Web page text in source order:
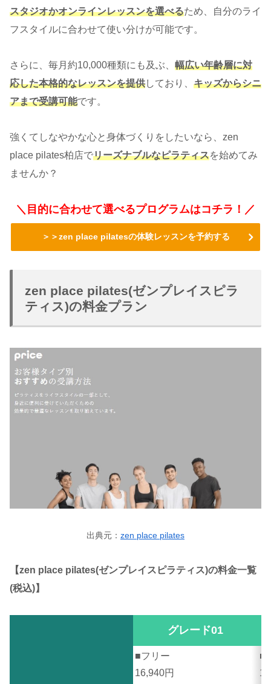
スタジオかオンラインレッスンを選べるため、自分のライ
フスタイルに合わせて使い分けが可能です。
さらに、毎月約10,000種類にも及ぶ、 幅広い年齢層に対
応した本格的なレッスンを提供しており、 キッズからシニ
アまで受講可能です。
強くてしなやかな心と身体づくりをしたいなら、zen
place pilates柏店でリーズナブルなピラティスを始めてみ
ませんか？
＼目的に合わせて選べるプログラムはコチラ！／
＞＞zen place pilatesの体験レッスンを予約する
zen place pilates(ゼンプレイスピラ
ティス)の料金プラン
出典元： zen place pilates
【zen place pilates(ゼンプレイスピラティス)の料金一覧
(税込)】
グレード01
■フリー
16,940円
■